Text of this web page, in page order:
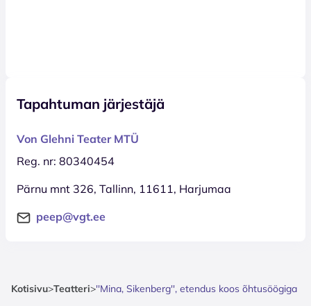
Tapahtuman järjestäjä
Von Glehni Teater MTÜ
Reg. nr: 80340454
Pärnu mnt 326, Tallinn, 11611, Harjumaa
peep@vgt.ee
Kotisivu>Teatteri>''Mina, Sikenberg'', etendus koos õhtusöögiga